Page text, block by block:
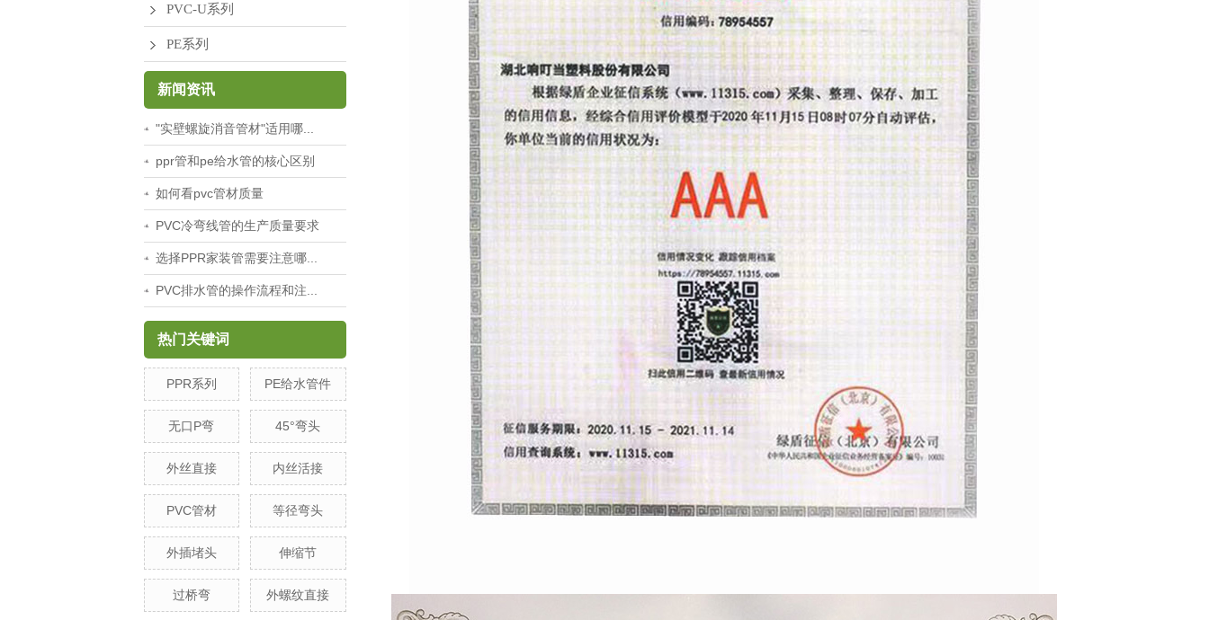
PVC-U系列
PE系列
新闻资讯
"实壁螺旋消音管材"适用哪...
ppr管和pe给水管的核心区别
如何看pvc管材质量
PVC冷弯线管的生产质量要求
选择PPR家装管需要注意哪...
PVC排水管的操作流程和注...
热门关键词
PPR系列 PE给水管件
无口P弯 45°弯头
外丝直接 内丝活接
PVC管材 等径弯头
外插堵头 伸缩节
过桥弯 外螺纹直接